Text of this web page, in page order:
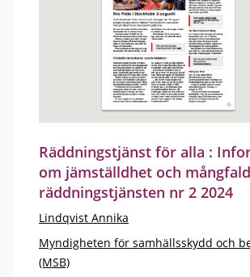
Räddningstjänst för alla :
om jämställdhet och
räddningstjänsten nr 2 2024
Lindqvist Annika
Myndigheten för samhällsskydd och
(MSB)